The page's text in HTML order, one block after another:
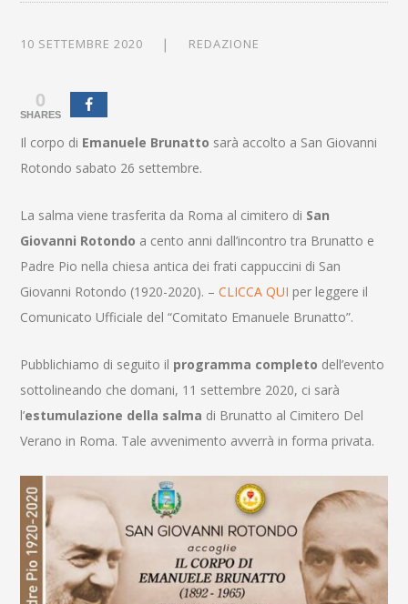
10 SETTEMBRE 2020 REDAZIONE
0
SHARES
Il corpo di Emanuele Brunatto sarà accolto a San Giovanni
Rotondo sabato 26 settembre.
La salma viene trasferita da Roma al cimitero di San
Giovanni Rotondo a cento anni dall’incontro tra Brunatto e
Padre Pio nella chiesa antica dei frati cappuccini di San
Giovanni Rotondo (1920-2020). –CLICCA QUI per leggere il
Comunicato Ufficiale del “Comitato Emanuele Brunatto”.
Pubblichiamo di seguito il programma completo dell’evento
sottolineando che domani, 11 settembre 2020, ci sarà
l’estumulazione della salma di Brunatto al Cimitero Del
Verano in Roma. Tale avvenimento avverrà in forma privata.